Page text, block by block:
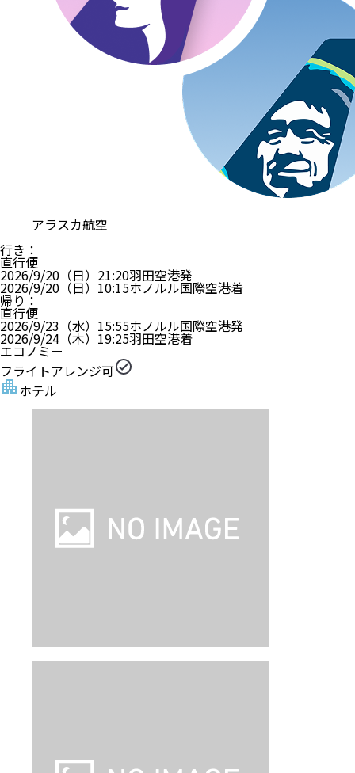
アラスカ航空
行き ：
直行便
2026/9/20（日） 21:20羽田空港発
2026/9/20（日） 10:15ホノルル国際空港着
帰り ：
直行便
2026/9/23（水） 15:55ホノルル国際空港発
2026/9/24（木） 19:25羽田空港着
エコノミー
フライトアレンジ可
ホテル